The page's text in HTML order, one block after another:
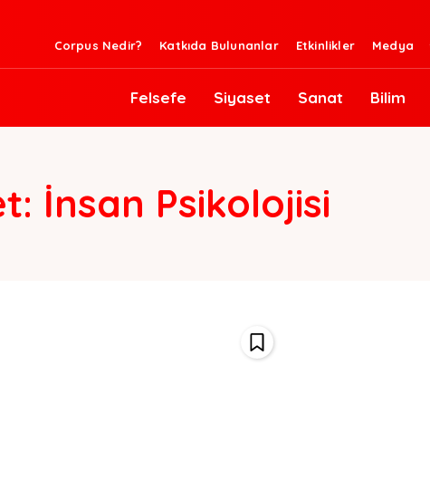
Corpus Nedir? Katkıda Bulunanlar Etkinlikler Medya
Felsefe Siyaset Sanat Bilim
İnsan Psikolojisi